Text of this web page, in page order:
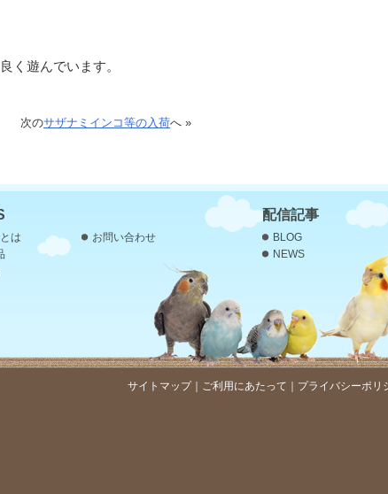
く遊んでいます。
次のサザナミインコ等の入荷へ »
は
お問い合わせ
配信記事
BLOG
NEWS
サイトマップ｜ ご利用にあたって ｜ プライバシーポリ